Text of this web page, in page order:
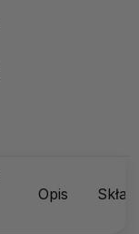
Opis Skład